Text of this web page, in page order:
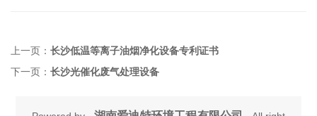
上一页： 长沙低温等离子油烟净化设备专利证书
下一页： 长沙光催化废气处理设备